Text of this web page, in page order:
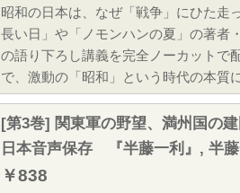
昭和の日本は、なぜ「戦争」にひた
長い日」や「ノモンハンの夏」の著者
の語り下ろし講義を完全ノーカットで
で、激動の「昭和」という時代の本質
[第3巻] 関東軍の野望、満州国の
日本音声保存 『半藤一利』, 半
￥838